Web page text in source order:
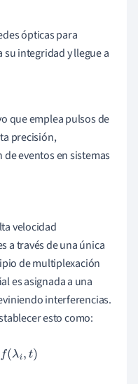
ópticas para
su integridad y llegue a
que emplea pulsos de
precisión,
eventos en sistemas
velocidad
a través de una única
de multiplexación
es asignada a una
interferencias.
esto como:
f(λi,